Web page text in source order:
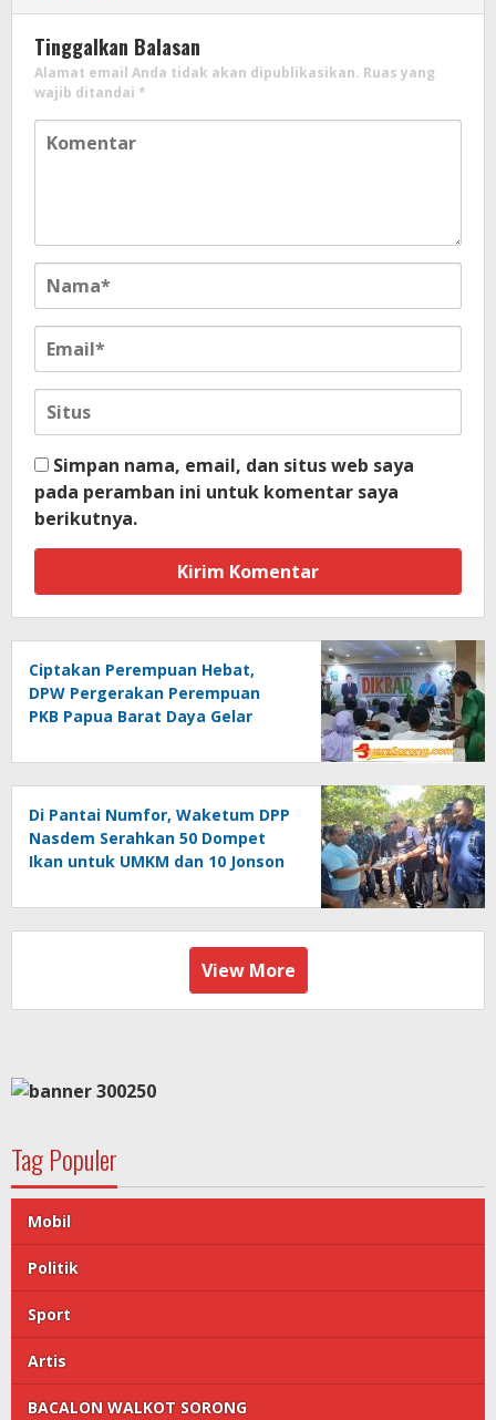
Tinggalkan Balasan
Alamat email Anda tidak akan dipublikasikan. Ruas yang
wajib ditandai *
Simpan nama, email, dan situs web saya
pada peramban ini untuk komentar saya
berikutnya.
Ciptakan Perempuan Hebat,
DPW Pergerakan Perempuan
PKB Papua Barat Daya Gelar
Di Pantai Numfor, Waketum DPP
Nasdem Serahkan 50 Dompet
Ikan untuk UMKM dan 10 Jonson
View More
Tag Populer
Mobil
Politik
Sport
Artis
BACALON WALKOT SORONG